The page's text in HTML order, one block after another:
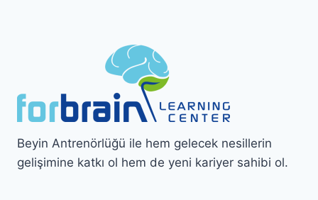
Beyin Antrenörlüğü ile hem gelecek nesillerin
gelişimine katkı ol hem de yeni kariyer sahibi ol.